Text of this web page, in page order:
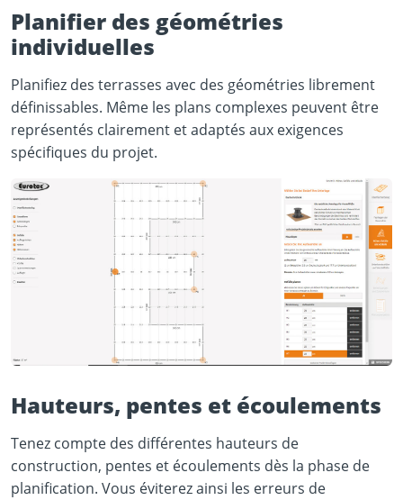
Planifier des géométries
individuelles
Planifiez des terrasses avec des géométries librement
définissables. Même les plans complexes peuvent être
représentés clairement et adaptés aux exigences
spécifiques du projet.
Hauteurs, pentes et écoulements
Tenez compte des différentes hauteurs de
construction, pentes et écoulements dès la phase de
planification. Vous éviterez ainsi les erreurs de